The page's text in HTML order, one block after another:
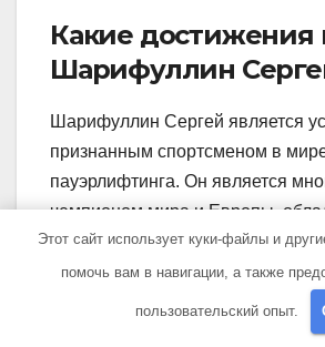
Какие достижения
Шарифуллин
Шарифуллин Сергей является
признанным спортсменом в
пауэрлифтинга. Он является
чемпионом мира и Европы,
мировых рекордов. В 2019 году
новый мировой рекорд в
120 кг, подняв суммарно 1322,5
Этот сайт использует куки-файлы и
помочь вам в навигации, а также
пользовательский опыт.